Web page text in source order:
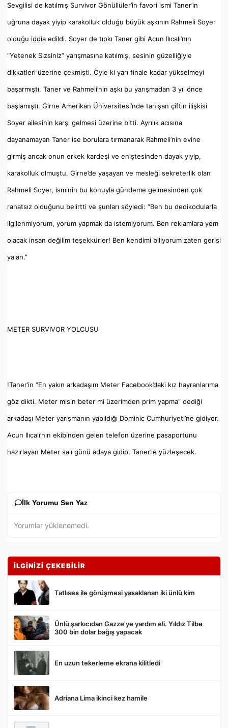
Sevgilisi de katılmış Survivor Gönüllüler’in favori ismi Taner’in
uğruna dayak yiyip karakolluk olduğu büyük aşkının Rahmeli Soyer
olduğu iddia edildi. Soyer de tıpkı Taner gibi Acun Ilıcalı’nın
“Yetenek Sizsiniz” yarışmasına katılmış, sesinin güzelliğiyle
dikkatleri üzerine çekmişti. Öyle ki yarı finale kadar yükselmeyi
başarmıştı. Taner ve Rahmeli’nin aşkı bu yarışmadan 3 yıl önce
başlamıştı. Girne Amerikan Üniversitesi’nde tanışan çiftin ilişkisi
Soyer ailesinin karşı gelmesi üzerine bitti. Ayrılık acısına
dayanamayan Taner ise borulara tırmanarak Rahmeli’nin evine
girmiş ancak onun erkek kardeşi ve eniştesinden dayak yiyip,
karakolluk olmuştu. Girne’de yaşayan ve mesleği sekreterlik olan
Rahmeli Soyer, isminin bu konuyla gündeme gelmesinden çok
rahatsız olduğunu belirtti ve şunları söyledi: “Ben bu dedikodularla
ilgilenmiyorum, yorum yapmak da istemiyorum. Ben reklamlara yem
olacak insan değilim teşekkürler! Ben kendimi biliyorum zaten gerisi
yalan.”
METER SURVIVOR YOLCUSU
!Taner’in “En yakın arkadaşım Meter Facebook’daki kız hayranlarıma
göz dikti. Meter misin beter mi üzerimden prim yapma” dediği
arkadaşı Meter yarışmanın yapıldığı Dominic Cumhuriyeti’ne gidiyor.
Acun Ilıcalı’nın ekibinden gelen telefon üzerine pasaportunu
hazırlayan Meter salı günü adaya gidip, Taner’le yüzleşecek.
İlk Yorumu Sen Yaz
Gönder
Yorumlar yüklenemedi.
İLGİNİZİ ÇEKEBİLİR
Tatlıses ile görüşmesi yasaklanan iki ünlü kim
Ünlü şarkıcıdan Gazze'ye yardım eli. Yıldız Tilbe
300 bin dolar bağış yapacak
En uzun tekerleme ekrana kilitledi
Adriana Lima ikinci kez hamile